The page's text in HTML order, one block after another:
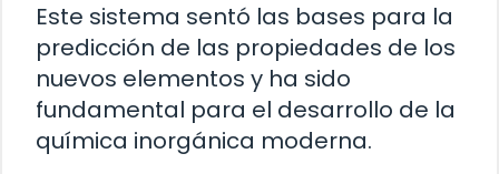
Este sistema sentó las bases para la
predicción de las propiedades de los
nuevos elementos y ha sido
fundamental para el desarrollo de la
química inorgánica moderna.